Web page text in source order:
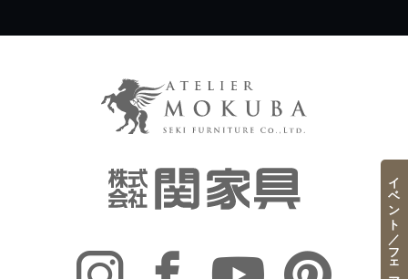
イベント／フェア